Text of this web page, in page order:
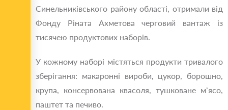
Синельниківського району області, отримали від
Фонду Ріната Ахметова черговий вантаж із
тисячею продуктових наборів.
У кожному наборі містяться продукти тривалого
зберігання: макаронні вироби, цукор, борошно,
крупа, консервована квасоля, тушковане м‘ясо,
паштет та печиво.